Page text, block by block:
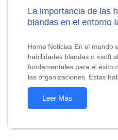
La importancia de las
blandas en el entorno
Home Noticias En el mundo
habilidades blandas o «soft
fundamentales para el éxito
las organizaciones. Estas
Leer Más